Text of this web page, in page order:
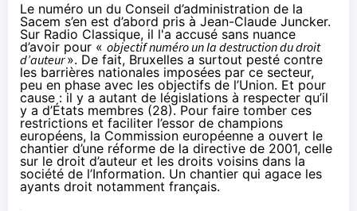
Le numéro un du Conseil d’administration de la
Sacem s’en est d’abord pris à Jean-Claude Juncker.
Sur Radio Classique, il l'a accusé sans nuance
d’avoir pour « objectif numéro un la destruction du droit
d’auteur». De fait, Bruxelles a surtout pesté contre
les barrières nationales imposées par ce secteur,
peu en phase avec les objectifs de l’Union. Et pour
cause : il y a autant de législations à respecter qu’il
y a d’États membres (28). Pour faire tomber ces
restrictions et faciliter l’essor de champions
européens, la Commission européenne a ouvert le
chantier d’une réforme de la directive de 2001, celle
sur le droit d’auteur et les droits voisins dans la
société de l’Information. Un chantier qui agace les
ayants droit notamment français.